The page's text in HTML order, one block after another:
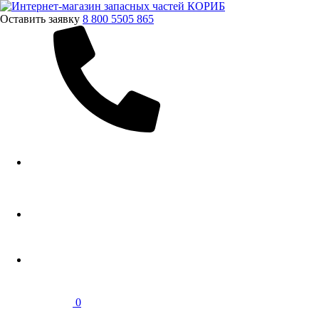
Оставить заявку 8 800 5505 865
0